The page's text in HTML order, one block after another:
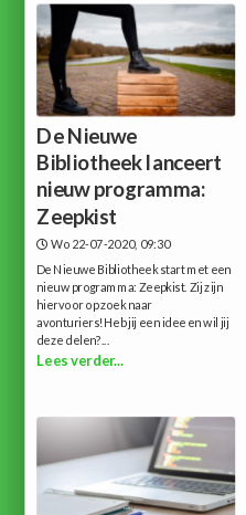
De Nieuwe
Bibliotheek lanceert
nieuw programma:
Zeepkist
Wo 22-07-2020, 09:30
De Nieuwe Bibliotheek start met een
nieuw programma: Zeepkist. Zij zijn
hiervoor op zoek naar
avonturiers!Heb jij een idee en wil jij
deze delen?...
Lees verder...